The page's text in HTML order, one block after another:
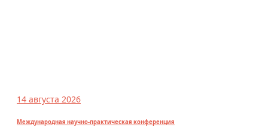
14 августа 2026
Международная научно-практическая конференция